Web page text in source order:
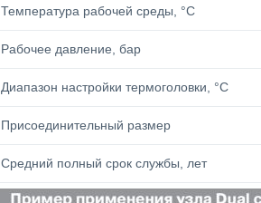
Температура рабочей среды, °С
Рабочее давление, бар
Диапазон настройки термоголовки, °С
Присоединительный размер
Средний полный срок службы, лет